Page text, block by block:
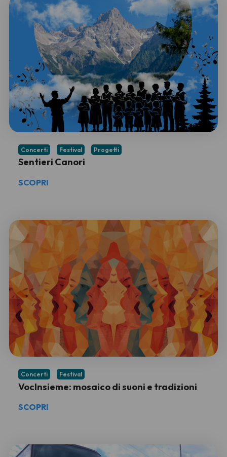
Sentieri Canori
Concerti Festival Progetti
SCOPRI
VocInsieme: mosaico di suoni e tradizioni
Concerti Festival
SCOPRI